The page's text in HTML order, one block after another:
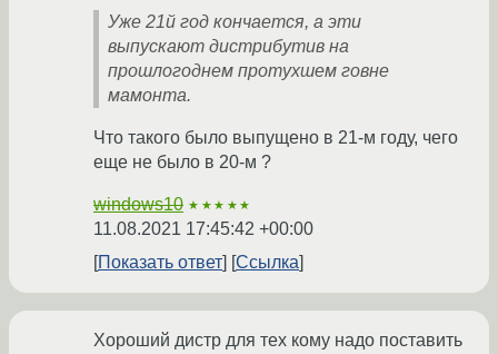
Уже 21й год кончается, а эти
выпускают дистрибутив на
прошлогоднем протухшем говне
мамонта.
Что такого было выпущено в 21-м году, чего
еще не было в 20-м ?
windows10 ★★★★★
11.08.2021 17:45:42 +00:00
Показать ответ
Ссылка
Хороший дистр для тех кому надо поставить